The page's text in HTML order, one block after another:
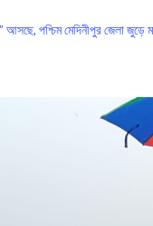
আসছে, পশ্চিম মেদিনীপুর জেলা জুড়ে